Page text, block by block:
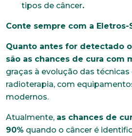
tipos de câncer.
Conte sempre com a Eletros-
Quanto antes for detectado
são as chances de cura com
graças à evolução das técnicas
radioterapia, com
modernos.
Atualmente, as chances de
90% quando o câncer é
Bairro
Cidade